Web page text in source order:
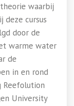
waarbij
deze cursus
door de
warme water
de
in en rond
Reefolution
University